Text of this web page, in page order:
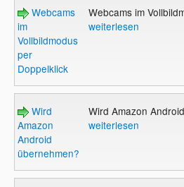
Webcams
im
Vollbildmodus
per
Doppelklick
Webcams im
weiterlesen
Wird
Amazon
Android
übernehmen?
Wird Amazon
weiterlesen